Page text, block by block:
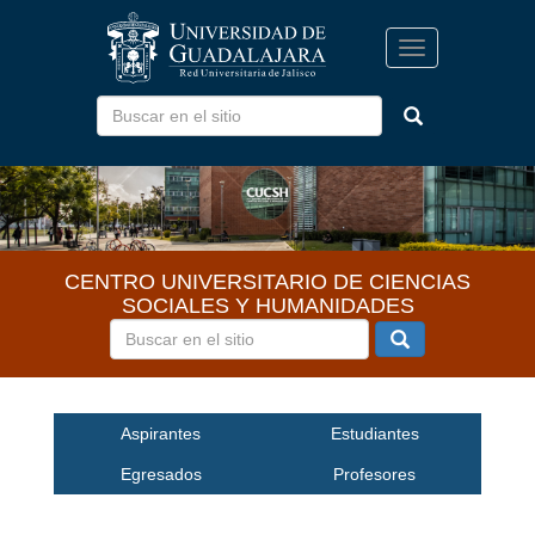
Toggle
navigation
CENTRO UNIVERSITARIO DE CIENCIAS
SOCIALES Y HUMANIDADES
InicioAspirantes Estudiantes
Egresados Profesores